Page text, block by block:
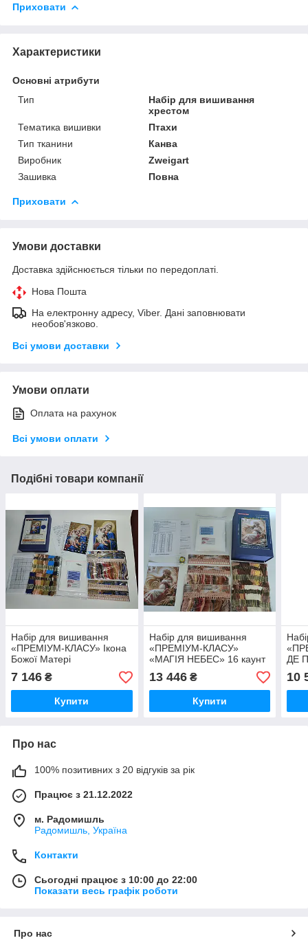
Приховати
Характеристики
Основні атрибути
Тип
Набір для вишивання
хрестом
Тематика вишивки
Птахи
Тип тканини
Канва
Виробник
Zweigart
Зашивка
Повна
Приховати
Умови доставки
Доставка здійснюється тільки по передоплаті.
Нова Пошта
На електронну адресу, Viber. Дані заповнювати
необов'язково.
Всі умови доставки
Умови оплати
Оплата на рахунок
Всі умови оплати
Подібні товари компанії
Набір для вишивання
«ПРЕМІУМ-КЛАСУ» Ікона
Божої Матері
«Покриваюча» 16 каунт
ДМС. ( УТОЧНЮЙТЕ ЦІНУ
ПЕРЕД ОПЛАТОЮ)
7 146 ₴
Купити
Набір для вишивання
«ПРЕМІУМ-КЛАСУ»
«МАГІЯ НЕБЕС» 16 каунт
ДМС. ( УТОЧНЮЙТЕ ЦІНУ
ПЕРЕД ОПЛАТОЮ)
13 446₴
Купити
ДЕ
(
10
Про нас
100% позитивних з 20 відгуків за рік
Працює з 21.12.2022
м. Радомишль
Радомишль, Україна
Контакти
Сьогодні працює з 10:00 до 22:00
Показати весь графік роботи
Про нас